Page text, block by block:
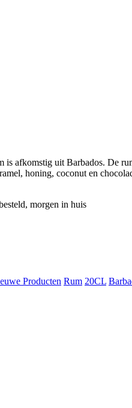
is afkomstig uit Barbados. De
honing, coconut en
morgen in huis
Producten Rum 20CL